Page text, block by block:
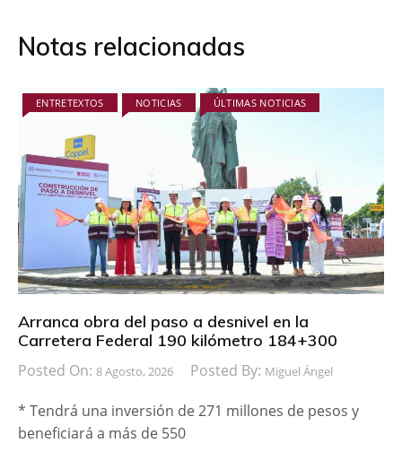
Notas relacionadas
ENTRETEXTOS NOTICIAS ÚLTIMAS NOTICIAS
Arranca obra del paso a desnivel en la
Carretera Federal 190 kilómetro 184+300
Posted On: 8 Agosto, 2026 Posted By: Miguel Ángel
* Tendrá una inversión de 271 millones de pesos y
beneficiará a más de 550